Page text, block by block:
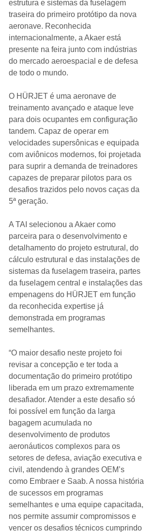
estrutura e sistemas da fuselagem
traseira do primeiro protótipo da nova
aeronave. Reconhecida
internacionalmente, a Akaer está
presente na feira junto com indústrias
do mercado aeroespacial e de defesa
de todo o mundo.
O HÜRJET é uma aeronave de
treinamento avançado e ataque leve
para dois ocupantes em configuração
tandem. Capaz de operar em
velocidades supersônicas e equipada
com aviônicos modernos, foi projetada
para suprir a demanda de treinadores
capazes de preparar pilotos para os
desafios trazidos pelo novos caças da
5ª geração.
A TAI selecionou a Akaer como
parceira para o desenvolvimento e
detalhamento do projeto estrutural, do
cálculo estrutural e das instalações de
sistemas da fuselagem traseira, partes
da fuselagem central e instalações das
empenagens do HÜRJET em função
da reconhecida expertise já
demonstrada em programas
semelhantes.
“O maior desafio neste projeto foi
revisar a concepção e ter toda a
documentação do primeiro protótipo
liberada em um prazo extremamente
desafiador. Atender a este desafio só
foi possível em função da larga
bagagem acumulada no
desenvolvimento de produtos
aeronáuticos complexos para os
setores de defesa, aviação executiva e
civil, atendendo à grandes OEM’s
como Embraer e Saab. A nossa história
de sucessos em programas
semelhantes e uma equipe capacitada,
nos permite assumir compromissos e
vencer os desafios técnicos cumprindo